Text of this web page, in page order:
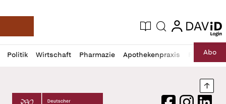
Deutsche Apotheker Zeitung
Aktuelle Ausgabe
Suche login
login
Politik Wirtschaft Pharmazie Apothekenpraxis RechtAbo
Profil
öffnen
Daz
Pur
Deutscher Apotheker Verlag Logo
FacebookInstagram